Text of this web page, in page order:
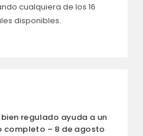
cualquiera de los 16
disponibles.
regulado ayuda a un
completo – 8 de agosto